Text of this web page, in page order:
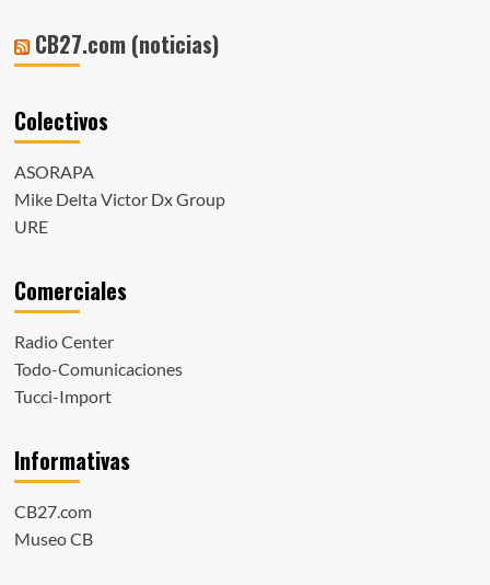
CB27.com (noticias)
Colectivos
ASORAPA
Mike Delta Victor Dx Group
URE
Comerciales
Radio Center
Todo-Comunicaciones
Tucci-Import
Informativas
CB27.com
Museo CB